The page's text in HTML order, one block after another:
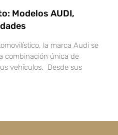
Modelos AUDI,
la marca Audi se
combinación única de
vehículos. Desde sus